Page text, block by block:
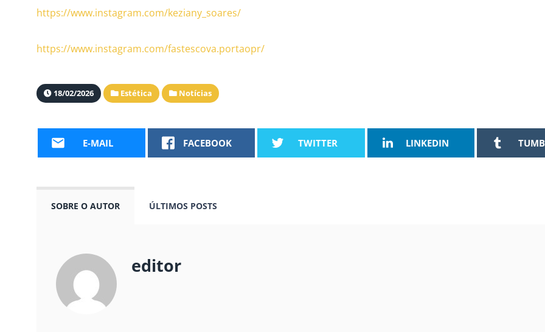
https://www.instagram.com/keziany_soares/
https://www.instagram.com/fastescova.portaopr/
18/02/2026 Estética Notícias
E-MAIL FACEBOOK TWITTER LINKEDIN
SOBRE O AUTOR ÚLTIMOS POSTS
editor